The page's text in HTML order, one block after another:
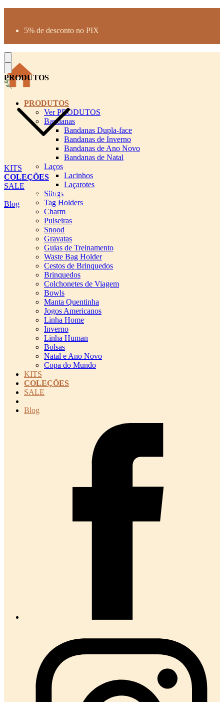
5% de desconto no PIX
PRODUTOS
KITS
COLEÇÕES
SALE
cadastro pet QRCODE
Blog
PRODUTOS
Ver PRODUTOS
Bandanas
Bandanas Dupla-face
Bandanas de Inverno
Bandanas de Ano Novo
Bandanas de Natal
Laços
Lacinhos
Laçarotes
Slings
Tag Holders
Charm
Pulseiras
Snood
Gravatas
Guias de Treinamento
Waste Bag Holder
Cestos de Brinquedos
Brinquedos
Colchonetes de Viagem
Bowls
Manta Quentinha
Jogos Americanos
Linha Home
Inverno
Linha Human
Bolsas
Natal e Ano Novo
Copa do Mundo
KITS
COLEÇÕES
SALE
Blog